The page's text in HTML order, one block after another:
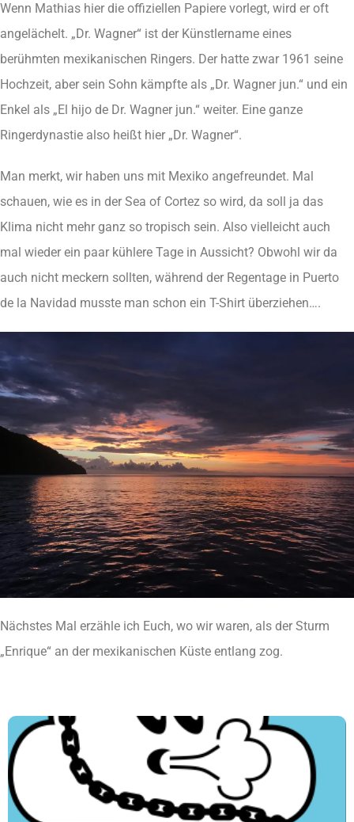
Wenn Mathias hier die offiziellen Papiere vorlegt, wird er oft
angelächelt. „Dr. Wagner“ ist der Künstlername eines
berühmten mexikanischen Ringers. Der hatte zwar 1961 seine
Hochzeit, aber sein Sohn kämpfte als „Dr. Wagner jun.“ und ein
Enkel als „El hijo de Dr. Wagner jun.“ weiter. Eine ganze
Ringerdynastie also heißt hier „Dr. Wagner“.
Man merkt, wir haben uns mit Mexiko angefreundet. Mal
schauen, wie es in der Sea of Cortez so wird, da soll ja das
Klima nicht mehr ganz so tropisch sein. Also vielleicht auch
mal wieder ein paar kühlere Tage in Aussicht? Obwohl wir da
auch nicht meckern sollten, während der Regentage in Puerto
de la Navidad musste man schon ein T-Shirt überziehen….
Nächstes Mal erzähle ich Euch, wo wir waren, als der Sturm
„Enrique“ an der mexikanischen Küste entlang zog.